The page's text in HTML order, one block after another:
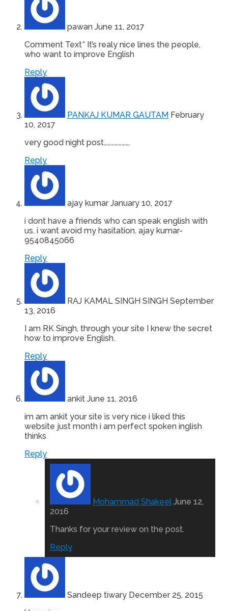
pawan June 11, 2017
Comment Text* It’s realy nice lines the people,
who want to improve English
Reply
PANKAJ KUMAR GAUTAM February
10, 2017
very good night post………………….
Reply
ajay kumar January 10, 2017
i dont have a friends who can speak english with
us. i want avoid my hasitation. ajay kumar-
9540845066
Reply
RAJ KAMAL SINGH SINGH September
13, 2016
I am RK Singh, through your site I knew the secret
how to improve English.
Reply
ankit June 11, 2016
im am ankit your site is very nice i liked this
website just month i am perfect spoken inglish
thinks
Reply
Mohammad Shakeel June 12,
2016
Thanks for your review on the post.
Reply
Sandeep tiwary December 25, 2015